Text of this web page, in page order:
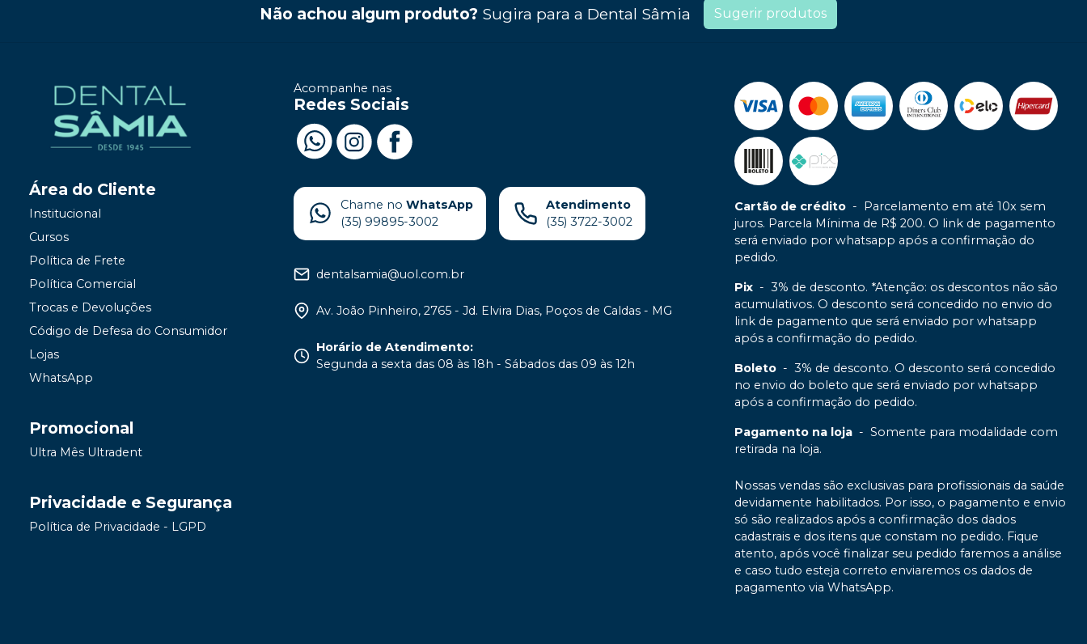
Não achou algum produto? Sugira para a Dental Sâmia Sugerir produtos
Área do Cliente
Institucional
Cursos
Política de Frete
Política Comercial
Trocas e Devoluções
Código de Defesa do Consumidor
Lojas
WhatsApp
Promocional
Ultra Mês Ultradent
Privacidade e Segurança
Política de Privacidade - LGPD
Acompanhe nas
Redes Sociais
Chame no WhatsApp
(35) 99895-3002
Atendimento
(35) 3722-3002
dentalsamia@uol.com.br
Av. João Pinheiro, 2765 - Jd. Elvira Dias, Poços de Caldas - MG
Horário de Atendimento:
Segunda a sexta das 08 às 18h - Sábados das 09 às 12h
Cartão de crédito - Parcelamento em até 10x sem
juros. Parcela Mínima de R$ 200. O link de pagamento
será enviado por whatsapp após a confirmação do
pedido.
Pix - 3% de desconto. *Atenção: os descontos não são
acumulativos. O desconto será concedido no envio do
link de pagamento que será enviado por whatsapp
após a confirmação do pedido.
Boleto - 3% de desconto. O desconto será concedido
no envio do boleto que será enviado por whatsapp
após a confirmação do pedido.
Pagamento na loja - Somente para modalidade com
retirada na loja.
Nossas vendas são exclusivas para profissionais da saúde
devidamente habilitados. Por isso, o pagamento e envio
só são realizados após a confirmação dos dados
cadastrais e dos itens que constam no pedido. Fique
atento, após você finalizar seu pedido faremos a análise
e caso tudo esteja correto enviaremos os dados de
pagamento via WhatsApp.